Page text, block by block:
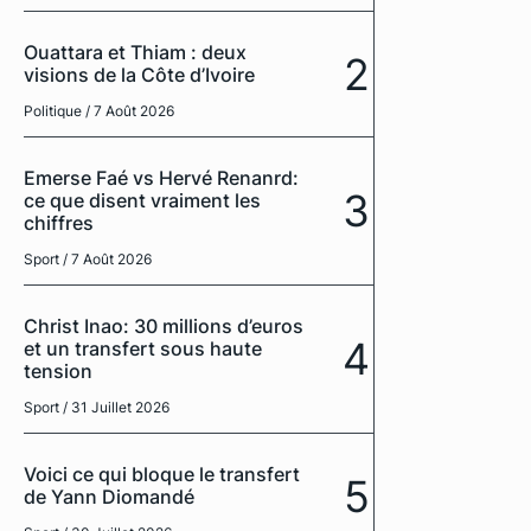
Ouattara et Thiam : deux
visions de la Côte d’Ivoire
Politique / 7 Août 2026
2
Emerse Faé vs Hervé Renanrd:
ce que disent vraiment les
chiffres
Sport / 7 Août 2026
3
Christ Inao: 30 millions d’euros
et un transfert sous haute
tension
Sport / 31 Juillet 2026
4
Voici ce qui bloque le transfert
de Yann Diomandé
5